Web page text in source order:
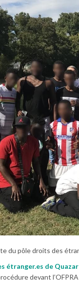
du pôle droits des
étranger.es de Quazar
devant